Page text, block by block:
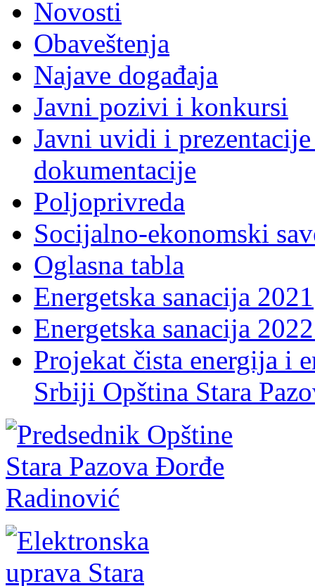
Novosti
Obaveštenja
Najave događaja
Javni pozivi i konkursi
Javni uvidi i
dokumentacije
Poljoprivreda
Socijalno-ekonomski
Oglasna tabla
Energetska sanacija 2021
Energetska sanacija
Projekat čista energija i
Srbiji Opština Stara